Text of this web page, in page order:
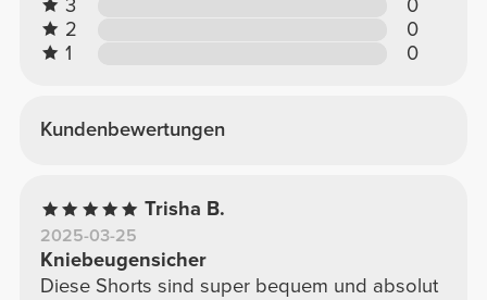
3
0
2
0
1
0
Kundenbewertungen
Trisha B.
2025-03-25
Kniebeugensicher
Diese Shorts sind super bequem und absolut